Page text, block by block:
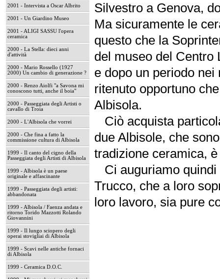
2001 - Intervista a Oscar Albrito
2001 - Un Giardino Museo
2001 - ALIGI SASSU l'opera
ceramica
2000 - La Stella: dieci anni
d'attività
2000 - Mario Rossello (1927
2000) Un cambio di generazione ?
2000 - Renzo Aiolfi "a Savona mi
conoscono tutti, anche il boia"
2000 - Passeggiata degli Artisti o
cavallo di Troia
2000 - L'Albisola che vorrei
2000 - Che fina a fatto la
commissione cultura di Albisola
1999 - Il canto del cigno della
Passeggiata degli Artisti di Albisola
1999 - Albisola è un paese
originale e affascinante
1999 - Passeggiata degli artisti:
abbandonata
1999 - Albisola / Faenza andata e
ritorno Torido Mazzotti Rolando
Giovannini
1999 - Il lungo sciopero degli
operai stovigliai di Albisola
1999 - Scavi nelle antiche fornaci
di Albisola
1999 - Ceramica D.O.C.
Silvestro a Genova,
Ma sicuramente le
questo che la
del museo del Centro
e dopo un periodo
ritenuto opportuno
Albisola.
Ciò acquista
due Albisole, che
tradizione ceramica,
Ci auguriamo quindi
Trucco, che a loro
loro lavoro, sia pure